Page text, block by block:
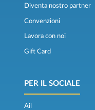
Diventa nostro partner
Convenzioni
Lavora con noi
Gift Card
PER IL SOCIALE
Ail